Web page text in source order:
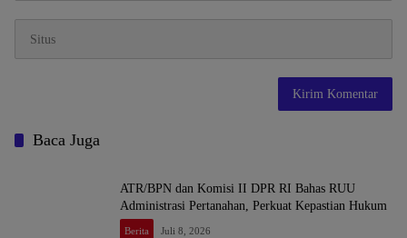
Baca Juga
ATR/BPN dan Komisi II DPR RI Bahas RUU
Administrasi Pertanahan, Perkuat Kepastian Hukum
Berita Juli 8, 2026